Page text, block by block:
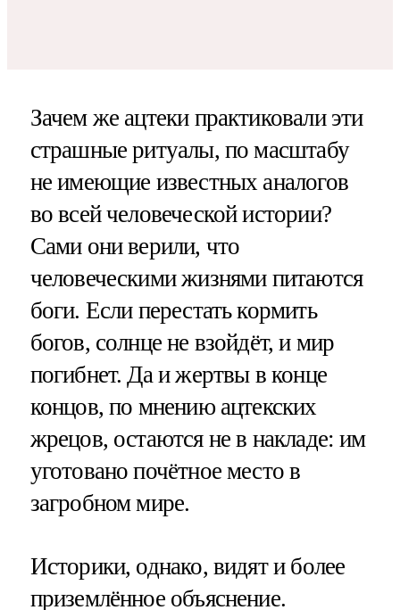
Зачем же ацтеки практиковали эти
страшные ритуалы, по масштабу
не имеющие известных аналогов
во всей человеческой истории?
Сами они верили, что
человеческими жизнями питаются
боги. Если перестать кормить
богов, солнце не взойдёт, и мир
погибнет. Да и жертвы в конце
концов, по мнению ацтекских
жрецов, остаются не в накладе: им
уготовано почётное место в
загробном мире.
Историки, однако, видят и более
приземлённое объяснение.